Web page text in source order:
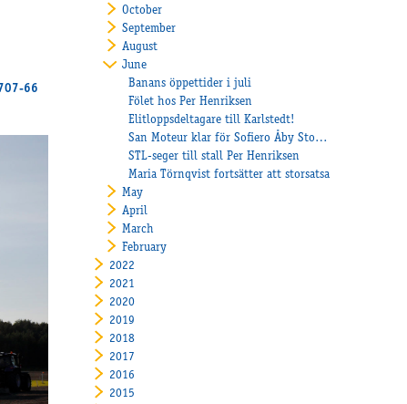
66
October
September
August
June
Banans öppettider i juli
Fölet hos Per Henriksen
Elitloppsdeltagare till Karlstedt!
San Moteur klar för Sofiero Åby Stora Pris 12 augusti!
STL-seger till stall Per Henriksen
Maria Törnqvist fortsätter att storsatsa
May
April
March
February
2022
2021
2020
2019
2018
2017
2016
2015